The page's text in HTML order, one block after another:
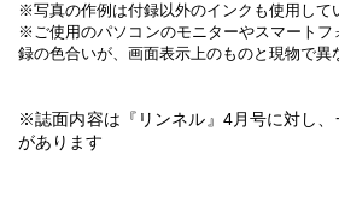
※写真の作例は付録以外のインクも使用して
※ご使用のパソコンのモニターやスマートフ
録の色合いが、画面表示上のものと現物で異
※誌面内容は『リンネル』4月号に対し
があります